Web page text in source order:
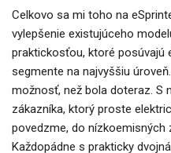
Celkovo sa mi toho na
vylepšenie existujúceho
praktickosťou, ktoré posúvajú
segmente na najvyššiu
možnosť, než bola doteraz. S
zákazníka, ktorý proste
povedzme, do nízkoemisných
Každopádne s prakticky